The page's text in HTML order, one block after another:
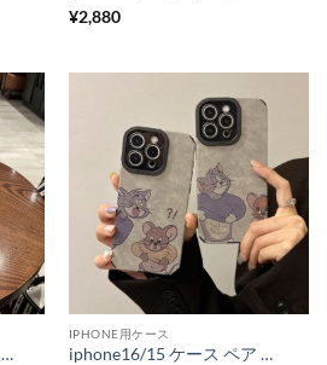
¥2,880
iphone17/air/16 ケース レザー iphone17pro/16pro/16promax ケース カメラ 保護 iphone15/15pro ケース おしゃれ 革 スマホカバー シンプル おしゃれ iphone14/13 ケース お 揃い 大人 R300
IPHONE用ケース
iphone16/15 ケース ペア かわいい トムとジェリー iphone16pro ケース iphone16promax/15pro ケース お揃い スマホケース カップル iphone ケース レザー かわいい 携帯 ケース キャラクター